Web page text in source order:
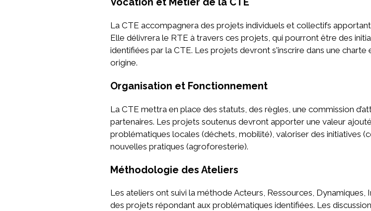
La CTE accompagnera des projets individuels et collectifs
Elle délivrera le RTE à travers ces projets, qui pourront être des
identifiées par la CTE. Les projets devront s'inscrire dans une
origine.
Organisation et Fonctionnement
La CTE mettra en place des statuts, des règles, une commission
partenaires. Les projets soutenus devront apporter une valeur
problématiques locales (déchets, mobilité), valoriser des initiatives
nouvelles pratiques (agroforesterie).
Méthodologie des Ateliers
Les ateliers ont suivi la méthode Acteurs, Ressources,
des projets répondant aux problématiques identifiées. Les